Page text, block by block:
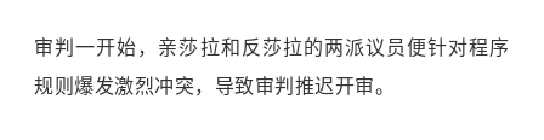
审判一开始，亲莎拉和反莎拉的两派议员便针对程序
规则爆发激烈冲突，导致审判推迟开审。